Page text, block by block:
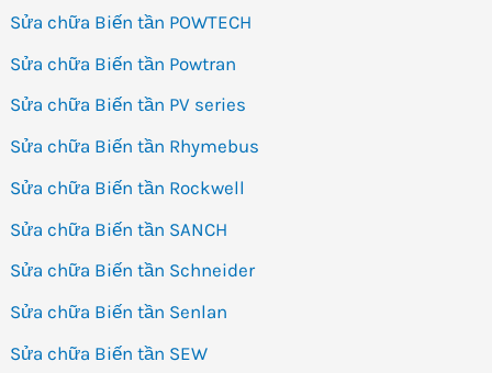
Sửa chữa Biến tần POWTECH
Sửa chữa Biến tần Powtran
Sửa chữa Biến tần PV series
Sửa chữa Biến tần Rhymebus
Sửa chữa Biến tần Rockwell
Sửa chữa Biến tần SANCH
Sửa chữa Biến tần Schneider
Sửa chữa Biến tần Senlan
Sửa chữa Biến tần SEW